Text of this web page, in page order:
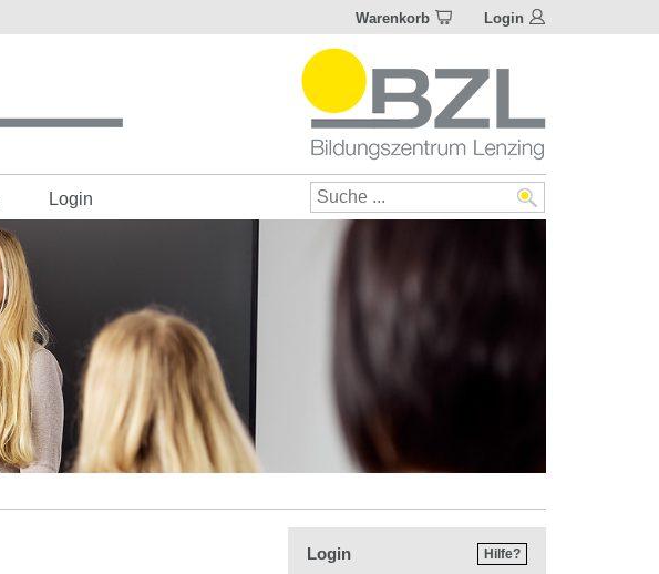
Warenkorb Login
Login
Hilfe?
Login